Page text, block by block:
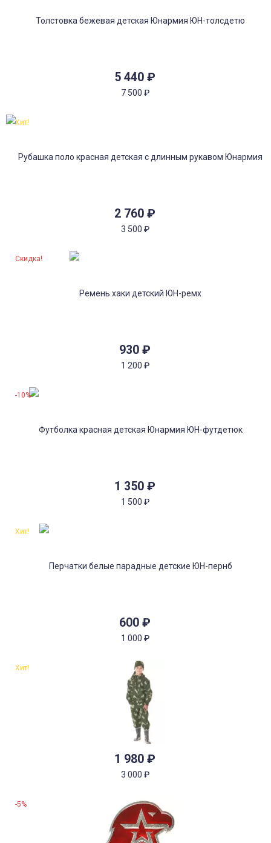
5 440 ₽
7 500 ₽
2 760 ₽
3 500 ₽
Хит!
930 ₽
1 200 ₽
Скидка!
1 350 ₽
1 500 ₽
-10%
600 ₽
1 000 ₽
Хит!
1 980 ₽
3 000 ₽
Хит!
-5%